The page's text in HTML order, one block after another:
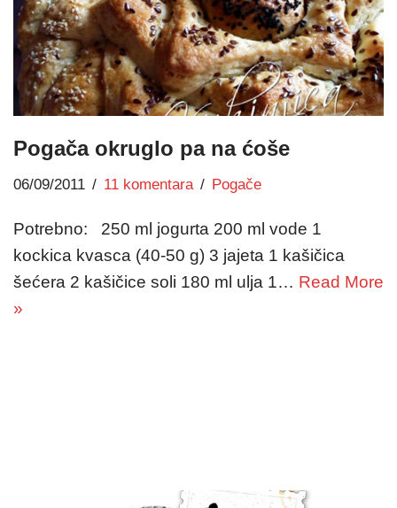
Pogača okruglo pa na ćoše
06/09/2011 11 komentara Pogače
Potrebno: 250 ml jogurta 200 ml vode 1
kockica kvasca (40-50 g) 3 jajeta 1 kašičica
šećera 2 kašičice soli 180 ml ulja 1… Read More
»